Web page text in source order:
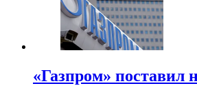
«Газпром» поставил